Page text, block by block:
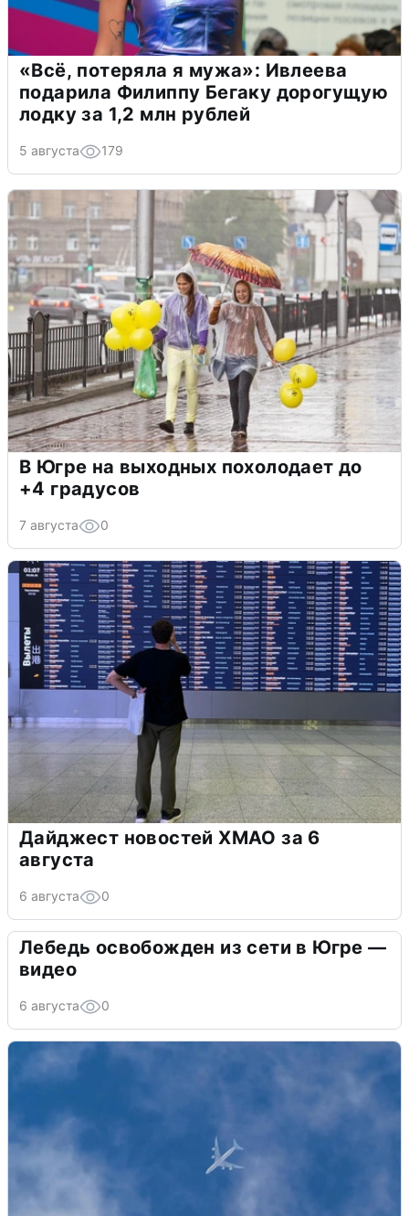
«Всё, потеряла я мужа»: Ивлеева
подарила Филиппу Бегаку дорогущую
лодку за 1,2 млн рублей
5 августа 179
В Югре на выходных похолодает до
+4 градусов
7 августа 0
Дайджест новостей ХМАО за 6
августа
6 августа 0
Лебедь освобожден из сети в Югре —
видео
6 августа 0